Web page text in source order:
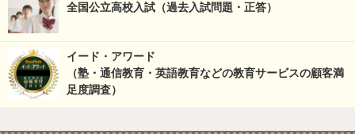
全国公立高校入試（過去入試問題・正答）
イード・アワード
（塾・通信教育・英語教育などの教育サービスの顧客満
足度調査）